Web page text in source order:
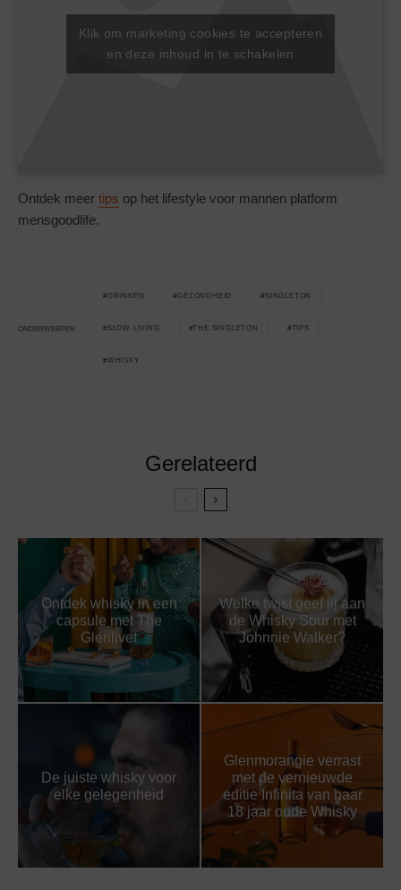
Klik om marketing cookies te accepteren
en deze inhoud in te schakelen
Ontdek meer tips op het lifestyle voor mannen platform
mensgoodlife.
ONDERWERPEN
DRINKEN GEZONDHEID SINGLETON
SLOW LIVING THE SINGLETON TIPS
WHISKY
Gerelateerd
Ontdek whisky in een
capsule met The
Glenlivet
Welke twist geef jij aan
de Whisky Sour met
Johnnie Walker?
De juiste whisky voor
elke gelegenheid
Glenmorangie verrast
met de vernieuwde
editie Infinita van haar
18 jaar oude Whisky